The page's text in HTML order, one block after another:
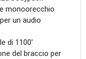
monoorecchio
un audio
di 1100'
del braccio per